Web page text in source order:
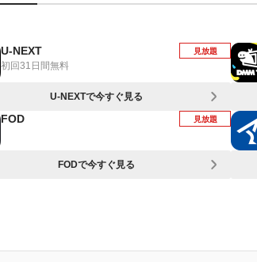
U-NEXT
初回31日間無料
見放題
U-NEXTで今すぐ見る
FOD 見放題
FODで今すぐ見る